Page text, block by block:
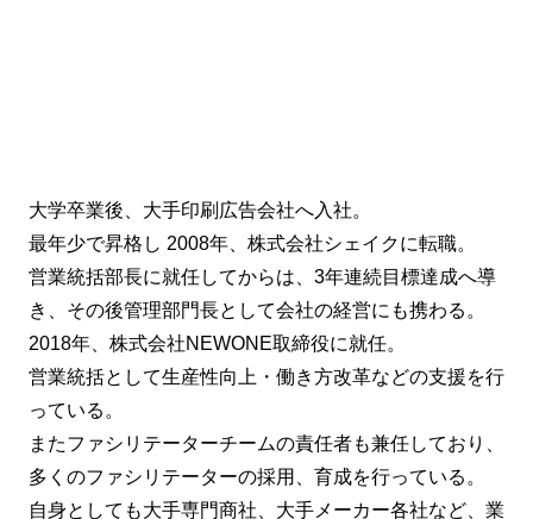
大学卒業後、大手印刷広告会社へ入社。
最年少で昇格し 2008年、株式会社シェイクに転職。
営業統括部長に就任してからは、3年連続目標達成へ導
き、その後管理部門長として会社の経営にも携わる。
2018年、株式会社NEWONE取締役に就任。
営業統括として生産性向上・働き方改革などの支援を行
っている。
またファシリテーターチームの責任者も兼任しており、
多くのファシリテーターの採用、育成を行っている。
自身としても大手専門商社、大手メーカー各社など、業